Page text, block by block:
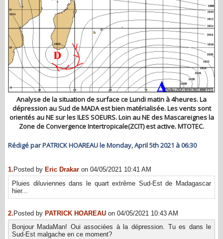
Analyse de la situation de surface ce Lundi matin à 4heures. La
dépression au Sud de MADA est bien matérialisée. Les vents sont
orientés au NE sur les ILES SOEURS. Loin au NE des Mascareignes la
Zone de Convergence Intertropicale(ZCIT) est active. MTOTEC.
Rédigé par PATRICK HOAREAU le Monday, April 5th 2021 à 06:30
1. Posted by Eric Drakar on 04/05/2021 10:41 AM
Pluies diluviennes dans le quart extrême Sud-Est de Madagascar
hier...
2.Posted by PATRICK HOAREAU on 04/05/2021 10:43 AM
Bonjour MadaMan! Oui associées à la dépression. Tu es dans le
Sud-Est malgache en ce moment?